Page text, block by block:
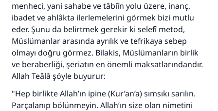
menheci, yani sahabe ve tâbiîn yolu üzere, inanç,
ibadet ve ahlâkta ilerlemelerini görmek bizi mutlu
eder. Şunu da belirtmek gerekir ki selefî metod,
Müslümanlar arasında ayrılık ve tefrikaya sebep
olmayı doğru görmez. Bilakis, Müslümanların birlik
ve beraberliği, şeriatın en önemli maksatlarındandır.
Allah Teâlâ şöyle buyurur:
"Hep birlikte Allah’ın ipine (Kur’an’a) sımsıkı sarılın.
Parçalanıp bölünmeyin. Allah’ın size olan nimetini